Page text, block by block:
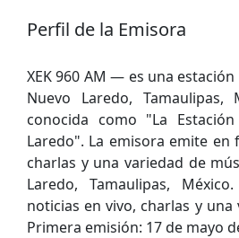
Perfil de la Emisora
XEK 960 AM — es una
Nuevo Laredo, Tamaulipas,
conocida como "La
Laredo". La emisora emite en
charlas y una variedad de
Laredo, Tamaulipas,
noticias en vivo, charlas y una
Primera emisión: 17 de mayo